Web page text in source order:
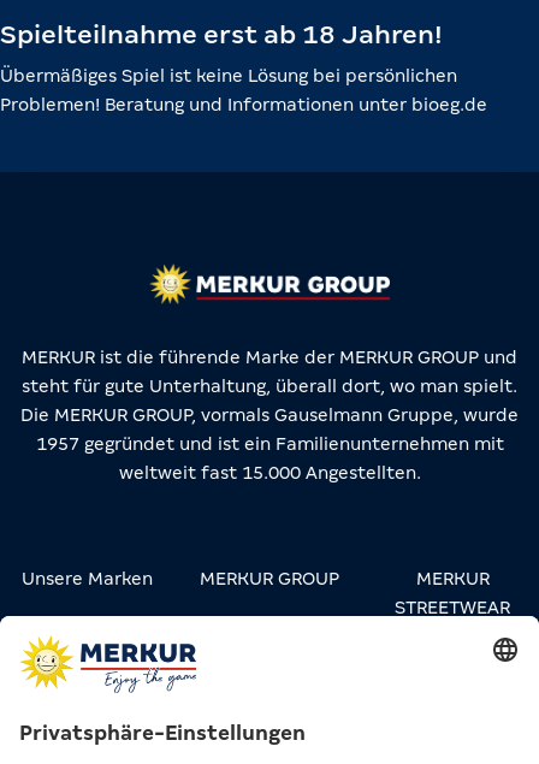
Spielteilnahme erst ab 18 Jahren!
Übermäßiges Spiel ist keine Lösung bei persönlichen
Problemen! Beratung und Informationen unter bioeg.de
MERKUR ist die führende Marke der MERKUR GROUP und
steht für gute Unterhaltung, überall dort, wo man spielt.
Die MERKUR GROUP, vormals Gauselmann Gruppe, wurde
1957 gegründet und ist ein Familienunternehmen mit
weltweit fast 15.000 Angestellten.
Unsere Marken MERKUR GROUP
MERKUR
STREETWEAR
Karriere